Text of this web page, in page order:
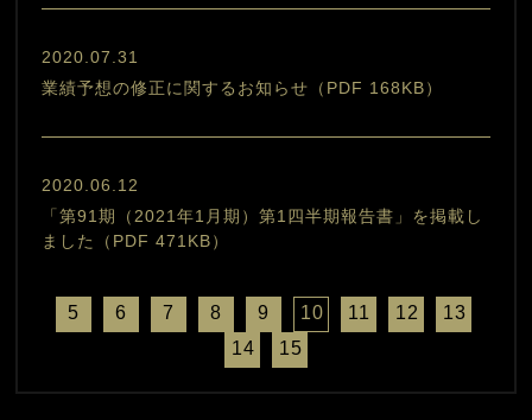
2020.07.31
業績予想の修正に関するお知らせ（PDF 168KB）
2020.06.12
「第91期（2021年1月期）第1四半期報告書」を掲載し
ました（PDF 471KB）
5 6 7 8 9 10 11 12
13
14
15